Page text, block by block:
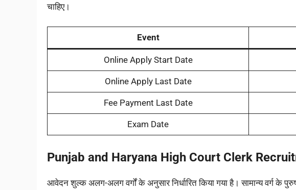
चाहिए।
Event
Online Apply Start Date
Online Apply Last Date
Fee Payment Last Date
Exam Date
Punjab and Haryana High Court Clerk
आवेदन शुल्क अलग-अलग वर्गों के अनुसार निर्धारित किया गया है। सामान्य वर्ग के